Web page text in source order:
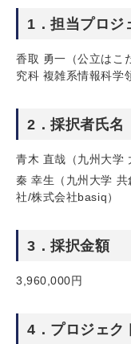
1．担当プロジ
香取 勇一（公立はこ
究科 複雑系情報科学
2．採択者氏名
青木 直哉（九州大学
秦 幸生（九州大学
社/株式会社basiq）
3．採択金額
3,960,000円
4．プロジェク